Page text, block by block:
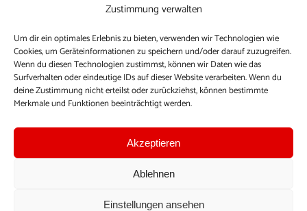
Zustimmung verwalten
Um dir ein optimales Erlebnis zu bieten, verwenden wir Technologien wie
Cookies, um Geräteinformationen zu speichern und/oder darauf zuzugreifen.
Wenn du diesen Technologien zustimmst, können wir Daten wie das
Surfverhalten oder eindeutige IDs auf dieser Website verarbeiten. Wenn du
deine Zustimmung nicht erteilst oder zurückziehst, können bestimmte
Merkmale und Funktionen beeinträchtigt werden.
Akzeptieren
Ablehnen
Einstellungen ansehen
Mach mit bei youpod.de!
youpod.de lebt von Menschen wie dir. Sammel
journalistische Erfahrung, teile deine Perspektive und
veröffentliche deine Beiträge auf youpod.de.Du musst
dich anmelden, um alle Funktionen nutzen zu können, ein
Profil anzulegen, eigene Beiträge hochzuladen und zu
Einloggen